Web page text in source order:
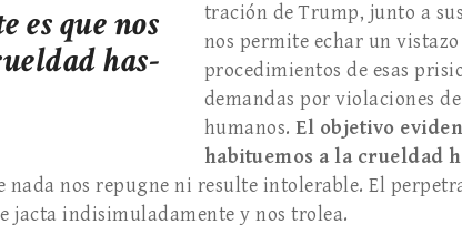
es que nos
has­
tración de Trump, junto a
nos permite echar un
procedi­mientos de esas
demandas por violaciones
humanos. El objeti­vo
habituemos a la crueldad
nos repugne ni resulte intolerable. El
jacta in­disimuladamente y nos trolea.